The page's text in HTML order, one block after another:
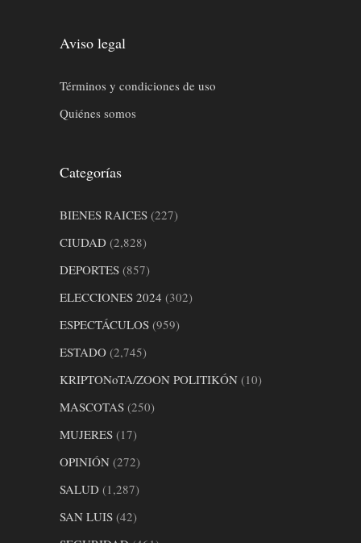
Aviso legal
Términos y condiciones de uso
Quiénes somos
Categorías
BIENES RAICES (227)
CIUDAD (2,828)
DEPORTES (857)
ELECCIONES 2024 (302)
ESPECTÁCULOS (959)
ESTADO (2,745)
KRIPTONoTA/ZOON POLITIKÓN (10)
MASCOTAS (250)
MUJERES (17)
OPINIÓN (272)
SALUD (1,287)
SAN LUIS (42)